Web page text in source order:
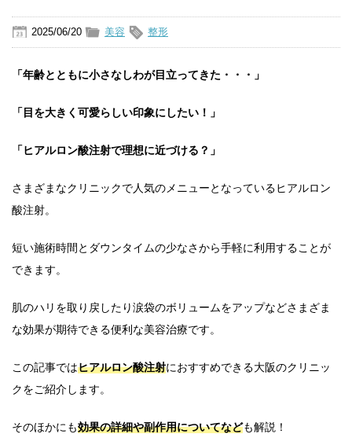
2025/06/20 美容 整形
「年齢とともに小さなしわが目立ってきた・・・」
「目を大きく可愛らしい印象にしたい！」
「ヒアルロン酸注射で理想に近づける？」
さまざまなクリニックで人気のメニューとなっているヒアルロン
酸注射。
短い施術時間とダウンタイムの少なさから手軽に利用することが
できます。
肌のハリを取り戻したり涙袋のボリュームをアップなどさまざま
な効果が期待できる便利な美容治療です。
この記事ではヒアルロン酸注射におすすめできる大阪のクリニッ
クをご紹介します。
そのほかにも効果の詳細や副作用についてなども解説！